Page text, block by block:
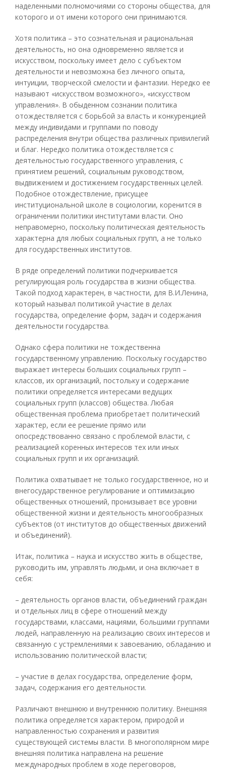
наделенными полномочиями со стороны общества, для
которого и от имени которого они принимаются.
Хотя политика – это сознательная и рациональная
деятельность, но она одновременно является и
искусством, поскольку имеет дело с субъектом
деятельности и невозможна без личного опыта,
интуиции, творческой смелости и фантазии. Нередко ее
называют «искусством возможного», «искусством
управления». В обыденном сознании политика
отождествляется с борьбой за власть и конкуренцией
между индивидами и группами по поводу
распределения внутри общества различных привилегий
и благ. Нередко политика отождествляется с
деятельностью государственного управления, с
принятием решений, социальным руководством,
выдвижением и достижением государственных целей.
Подобное отождествление, присущее
институциональной школе в социологии, коренится в
ограничении политики институтами власти. Оно
неправомерно, поскольку политическая деятельность
характерна для любых социальных групп, а не только
для государственных институтов.
В ряде определений политики подчеркивается
регулирующая роль государства в жизни общества.
Такой подход характерен, в частности, для В.И.Ленина,
который называл политикой участие в делах
государства, определение форм, задач и содержания
деятельности государства.
Однако сфера политики не тождественна
государственному управлению. Поскольку государство
выражает интересы больших социальных групп –
классов, их организаций, постольку и содержание
политики определяется интересами ведущих
социальных групп (классов) общества. Любая
общественная проблема приобретает политический
характер, если ее решение прямо или
опосредствованно связано с проблемой власти, с
реализацией коренных интересов тех или иных
социальных групп и их организаций.
Политика охватывает не только государственное, но и
внегосударственное регулирование и оптимизацию
общественных отношений, пронизывает все уровни
общественной жизни и деятельность многообразных
субъектов (от институтов до общественных движений
и объединений).
Итак, политика – наука и искусство жить в обществе,
руководить им, управлять людьми, и она включает в
себя:
– деятельность органов власти, объединений граждан
и отдельных лиц в сфере отношений между
государствами, классами, нациями, большими группами
людей, направленную на реализацию своих интересов и
связанную с устремлениями к завоеванию, обладанию и
использованию политической власти;
– участие в делах государства, определение форм,
задач, содержания его деятельности.
Различают внешнюю и внутреннюю политику. Внешняя
политика определяется характером, природой и
направленностью сохранения и развития
существующей системы власти. В многополярном мире
внешняя политика направлена на решение
международных проблем в ходе переговоров,